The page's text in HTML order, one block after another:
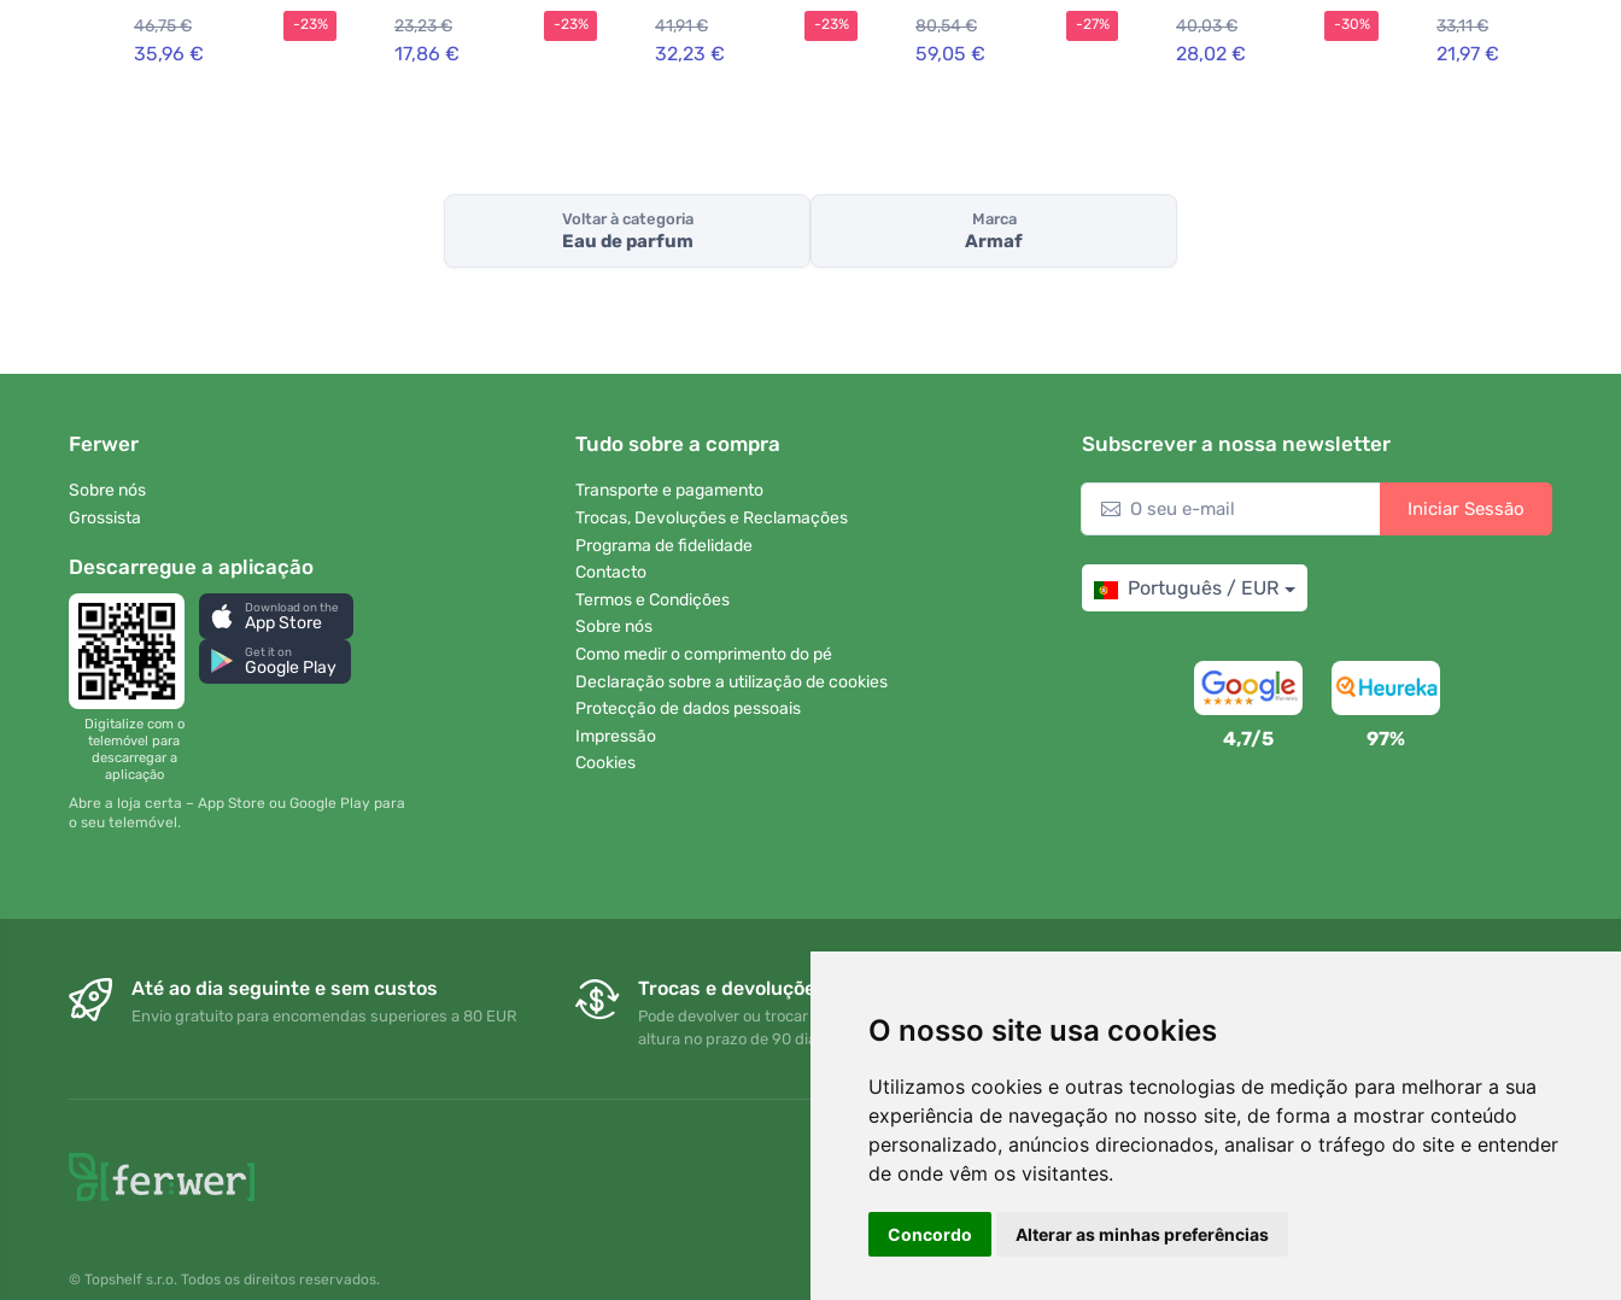
O nosso site usa cookies
Utilizamos cookies e outras tecnologias de medição para melhorar a sua
experiência de navegação no nosso site, de forma a mostrar conteúdo
personalizado, anúncios direcionados, analisar o tráfego do site e entender
de onde vêm os visitantes.
Concordo Alterar as minhas preferências
46,75 €
35,96 €
-23%
23,23 €
17,86 €
-23%
41,91 €
32,23 €
-23%
80,54 €
59,05 €
-27%
40,03 €
28,02 €
-30%
33,11 €
21,97 €
Voltar à categoria
Eau de parfum
Marca
Armaf
Ferwer
Sobre nós
Grossista
Descarregue a aplicação
Digitalize com o
telemóvel para
descarregar a
aplicação
Download on the
App Store
Get it on
Google Play
Abre a loja certa – App Store ou Google Play para
o seu telemóvel.
Tudo sobre a compra
Transporte e pagamento
Trocas, Devoluções e Reclamações
Programa de fidelidade
Contacto
Termos e Condições
Sobre nós
Como medir o comprimento do pé
Declaração sobre a utilização de cookies
Protecção de dados pessoais
Impressão
Cookies
Subscrever a nossa newsletter
Iniciar Sessão
Português / EUR
4,7/5 97%
Até ao dia seguinte e sem custos
Envio gratuito para encomendas superiores a 80 EUR
Trocas e devoluções gratuitas
Pode devolver ou trocar a sua encomenda em qualquer
altura no prazo de 90 dias
Para cada encomenda plantamos uma árvore! Leia mais
Sobre nós
© Topshelf s.r.o. Todos os direitos reservados.